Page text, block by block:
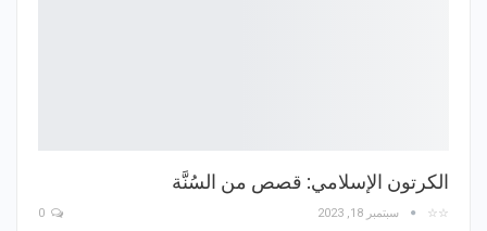
الكرتون الإسلامي: قصص من السُنَّة
☆☆ سبتمبر 18, 2023